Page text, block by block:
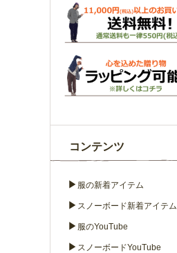
コンテンツ
▶ 服の新着アイテム
▶ スノーボード新着アイテム
▶ 服のYouTube
▶ スノーボードYouTube